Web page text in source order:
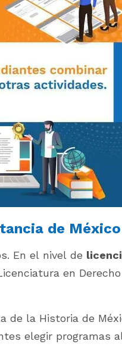
de México
En el nivel de
en
de la Historia de
elegir programas